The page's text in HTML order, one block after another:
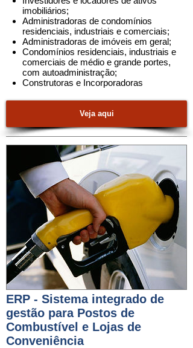
imobiliários;
Administradoras de condomínios
residenciais, industriais e comerciais;
Administradoras de imóveis em geral;
Condomínios residenciais, industriais e
comerciais de médio e grande portes,
com autoadministração;
Construtoras e Incorporadoras
Veja aqui
ERP - Sistema integrado de
gestão para Postos de
Combustível e Lojas de
Conveniência